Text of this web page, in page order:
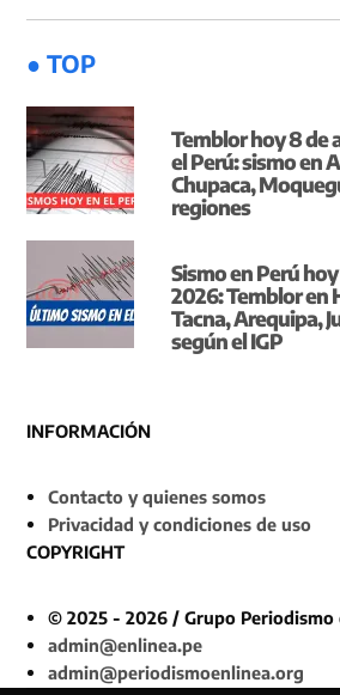
● TOP
Temblor hoy 8 de
el Perú: sismo en
Chupaca,
regiones
Sismo en Perú
2026: Temblor en
Tacna, Arequipa,
según el IGP
INFORMACIÓN
Contacto y quienes somos
Privacidad y condiciones de uso
COPYRIGHT
© 2025 - 2026 / Grupo Periodismo
admin@enlinea.pe
admin@periodismoenlinea.org